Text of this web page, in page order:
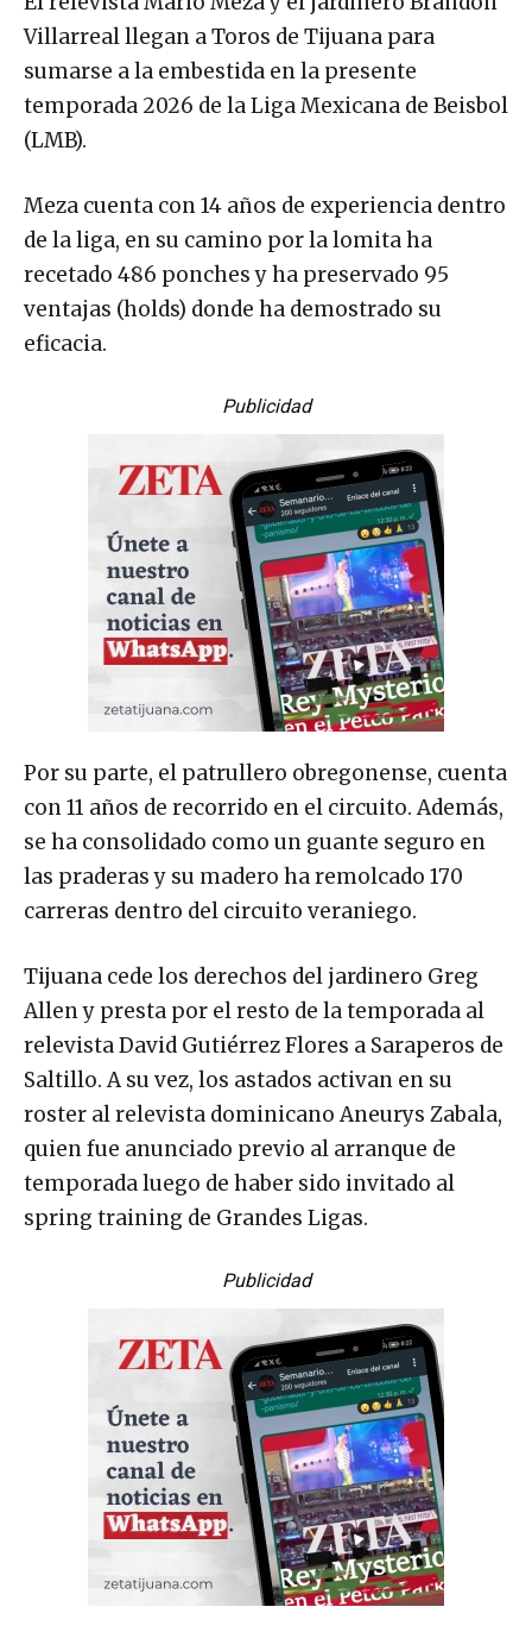
Villarreal llegan a Toros de Tijuana para
sumarse a la embestida en la presente
temporada 2026 de la Liga Mexicana de Beisbol
(LMB).
Meza cuenta con 14 años de experiencia dentro
de la liga, en su camino por la lomita ha
recetado 486 ponches y ha preservado 95
ventajas (holds) donde ha demostrado su
eficacia.
Publicidad
Por su parte, el patrullero obregonense, cuenta
con 11 años de recorrido en el circuito. Además,
se ha consolidado como un guante seguro en
las praderas y su madero ha remolcado 170
carreras dentro del circuito veraniego.
Tijuana cede los derechos del jardinero Greg
Allen y presta por el resto de la temporada al
relevista David Gutiérrez Flores a Saraperos de
Saltillo. A su vez, los astados activan en su
roster al relevista dominicano Aneurys Zabala,
quien fue anunciado previo al arranque de
temporada luego de haber sido invitado al
spring training de Grandes Ligas.
Publicidad